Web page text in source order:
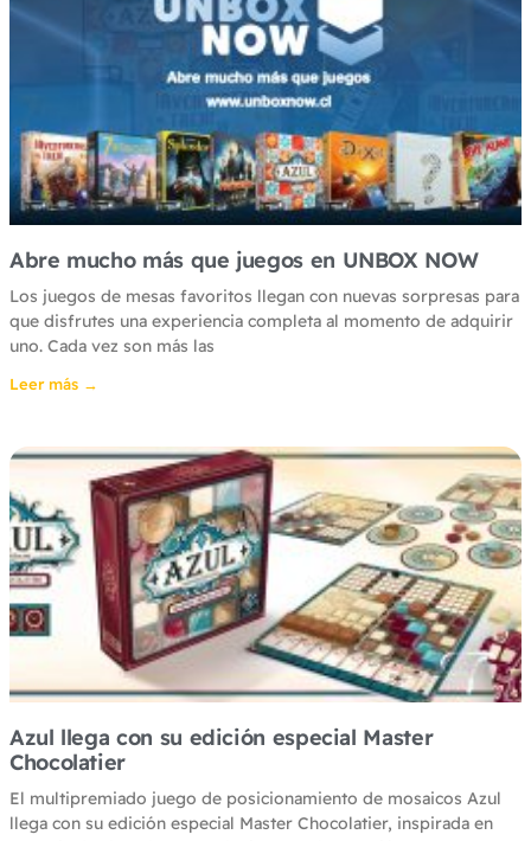
Abre mucho más que juegos en UNBOX NOW
Los juegos de mesas favoritos llegan con nuevas sorpresas para
que disfrutes una experiencia completa al momento de adquirir
uno. Cada vez son más las
Leer más →
Azul llega con su edición especial Master
Chocolatier
El multipremiado juego de posicionamiento de mosaicos Azul
llega con su edición especial Master Chocolatier, inspirada en